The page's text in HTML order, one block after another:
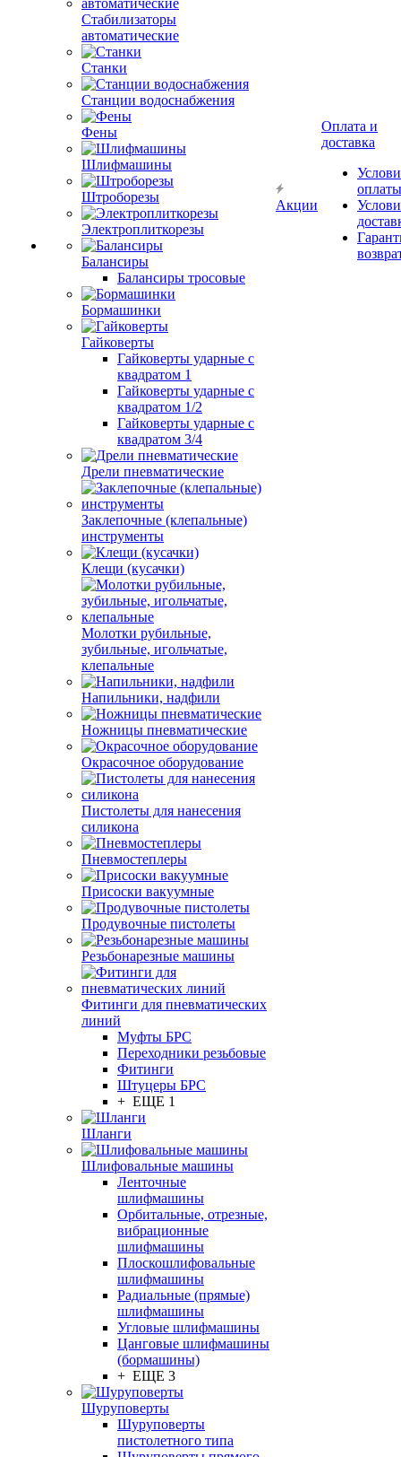
Стабилизаторы
автоматические
Станки
Станции водоснабжения
Фены
Шлифмашины
Штроборезы
Электроплиткорезы
Балансиры
Балансиры тросовые
Бормашинки
Гайковерты
Гайковерты ударные с
квадратом 1
Гайковерты ударные с
квадратом 1/2
Гайковерты ударные с
квадратом 3/4
Дрели пневматические
Заклепочные (клепальные)
инструменты
Клещи (кусачки)
Молотки рубильные,
зубильные, игольчатые,
клепальные
Напильники, надфили
Ножницы пневматические
Окрасочное оборудование
Пистолеты для нанесения
силикона
Пневмостеплеры
Присоски вакуумные
Продувочные пистолеты
Резьбонарезные машины
Фитинги для пневматических
линий
Муфты БРС
Переходники резьбовые
Фитинги
Штуцеры БРС
+ ЕЩЕ 1
Шланги
Шлифовальные машины
Ленточные
шлифмашины
Орбитальные, отрезные,
вибрационные
шлифмашины
Плоскошлифовальные
шлифмашины
Радиальные (прямые)
шлифмашины
Угловые шлифмашины
Цанговые шлифмашины
(бормашины)
+ ЕЩЕ 3
Шуруповерты
Шуруповерты
пистолетного типа
Акции
Оплата и
доставка
оплаты